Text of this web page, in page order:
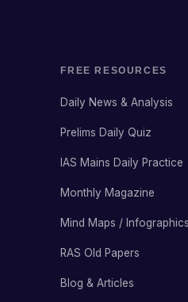
FREE RESOURCES
Daily News & Analysis
Prelims Daily Quiz
IAS Mains Daily Practice
Monthly Magazine
Mind Maps / Infographics
RAS Old Papers
Blog & Articles